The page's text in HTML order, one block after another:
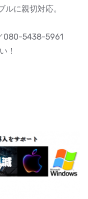
ルに親切対応。
080-5438-5961
！